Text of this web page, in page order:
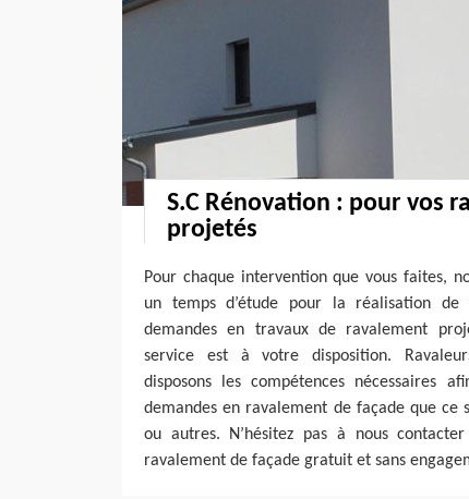
S.C Rénovation : pour vos
projetés
Pour chaque intervention que vous faites,
un temps d’étude pour la réalisation
demandes en travaux de ravalement
service est à votre disposition.
disposons les compétences nécessaires
demandes en ravalement de façade que
ou autres. N’hésitez pas à nous
ravalement de façade gratuit et sans